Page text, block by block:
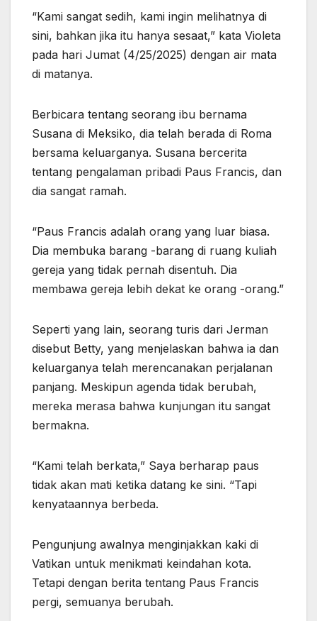
“Kami sangat sedih, kami ingin melihatnya di
sini, bahkan jika itu hanya sesaat,” kata Violeta
pada hari Jumat (4/25/2025) dengan air mata
di matanya.
Berbicara tentang seorang ibu bernama
Susana di Meksiko, dia telah berada di Roma
bersama keluarganya. Susana bercerita
tentang pengalaman pribadi Paus Francis, dan
dia sangat ramah.
“Paus Francis adalah orang yang luar biasa.
Dia membuka barang -barang di ruang kuliah
gereja yang tidak pernah disentuh. Dia
membawa gereja lebih dekat ke orang -orang.”
Seperti yang lain, seorang turis dari Jerman
disebut Betty, yang menjelaskan bahwa ia dan
keluarganya telah merencanakan perjalanan
panjang. Meskipun agenda tidak berubah,
mereka merasa bahwa kunjungan itu sangat
bermakna.
“Kami telah berkata,” Saya berharap paus
tidak akan mati ketika datang ke sini. “Tapi
kenyataannya berbeda.
Pengunjung awalnya menginjakkan kaki di
Vatikan untuk menikmati keindahan kota.
Tetapi dengan berita tentang Paus Francis
pergi, semuanya berubah.